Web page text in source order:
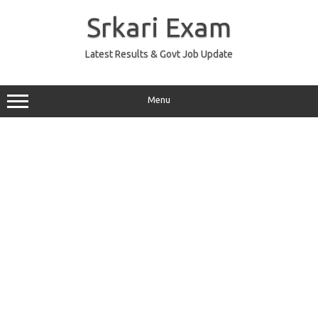
Srkari Exam
Latest Results & Govt Job Update
Menu